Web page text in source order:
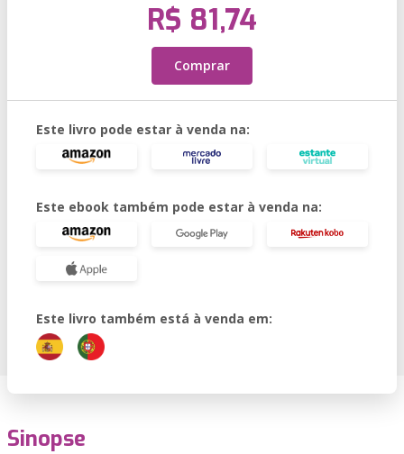
R$ 81,74
Comprar
Este livro pode estar à venda na:
Este ebook também pode estar à venda na:
Este livro também está à venda em:
Sinopse